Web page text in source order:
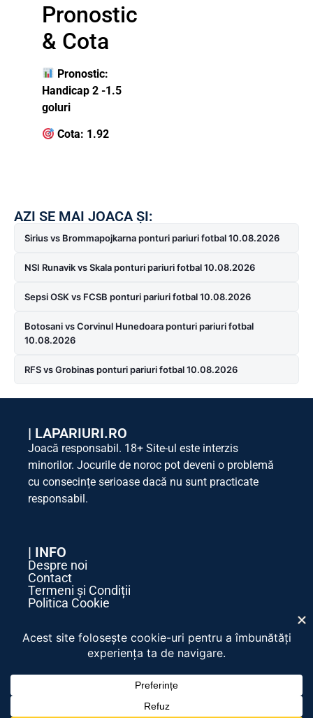
Pronostic
& Cota
Pronostic:
Handicap 2 -1.5
goluri
Cota: 1.92
AZI SE MAI JOACA ȘI:
Sirius vs Brommapojkarna ponturi pariuri fotbal 10.08.2026
NSI Runavik vs Skala ponturi pariuri fotbal 10.08.2026
Sepsi OSK vs FCSB ponturi pariuri fotbal 10.08.2026
Botosani vs Corvinul Hunedoara ponturi pariuri fotbal
10.08.2026
RFS vs Grobinas ponturi pariuri fotbal 10.08.2026
| LAPARIURI.RO
Joacă responsabil. 18+ Site-ul este interzis
minorilor. Jocurile de noroc pot deveni o problemă
cu consecințe serioase dacă nu sunt practicate
responsabil.
| INFO
Despre noi
Contact
Termeni și Condiții
Politica Cookie
| SOCIAL MEDIA